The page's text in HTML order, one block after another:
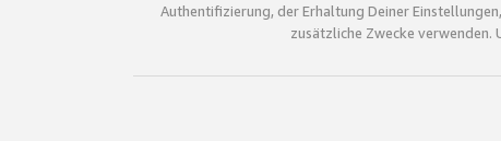
Authentifizierung, der Erhaltung Deiner
zusätzliche Zwecke verwenden.